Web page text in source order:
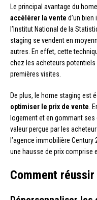
Le principal avantage du
accélérer la vente d’un
l’Institut National de la
staging se vendent en
autres. En effet, cette
chez les acheteurs
premières visites.
De plus, le home staging est
optimiser le prix de vente .
logement et en gommant
valeur perçue par les
l’agence immobilière
une hausse de prix comprise
Comment